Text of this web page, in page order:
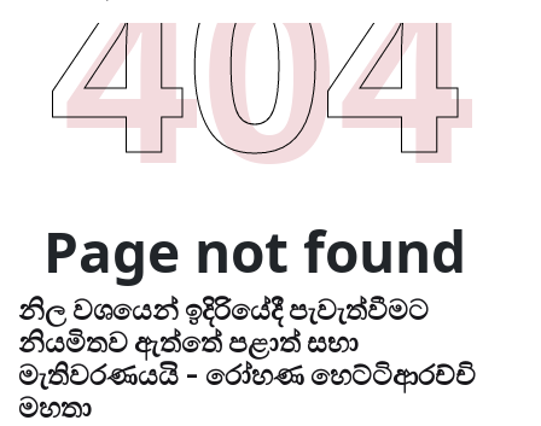
නිල වශයෙන් ඉදිරියේදී පැවැත්වීමට
නියමිතව ඇත්තේ පළාත් සභා
මැතිවරණයයි - රෝහණ හෙට්ටිආරච්චි
මහතා